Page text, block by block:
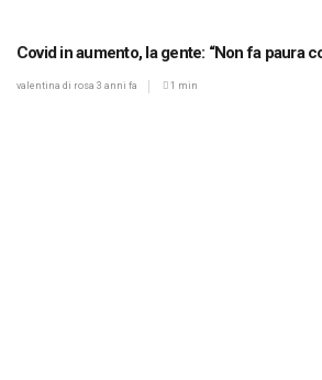
Covid in aumento, la gente: “Non fa paura
valentina di rosa 3 anni fa 1 min